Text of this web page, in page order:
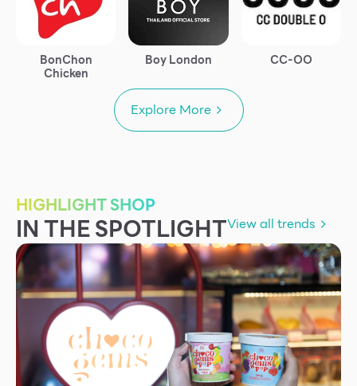
BonChon
Chicken
Boy London CC-OO
Explore More
HIGHLIGHT SHOP
IN THE SPOTLIGHTView all trends